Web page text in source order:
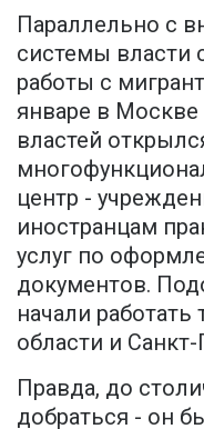
Параллельно с
системы власти
работы с
январе в Москве
властей
центр -
иностранцам
услуг по
документов.
начали
области и Санкт-
Правда, до
добраться - он